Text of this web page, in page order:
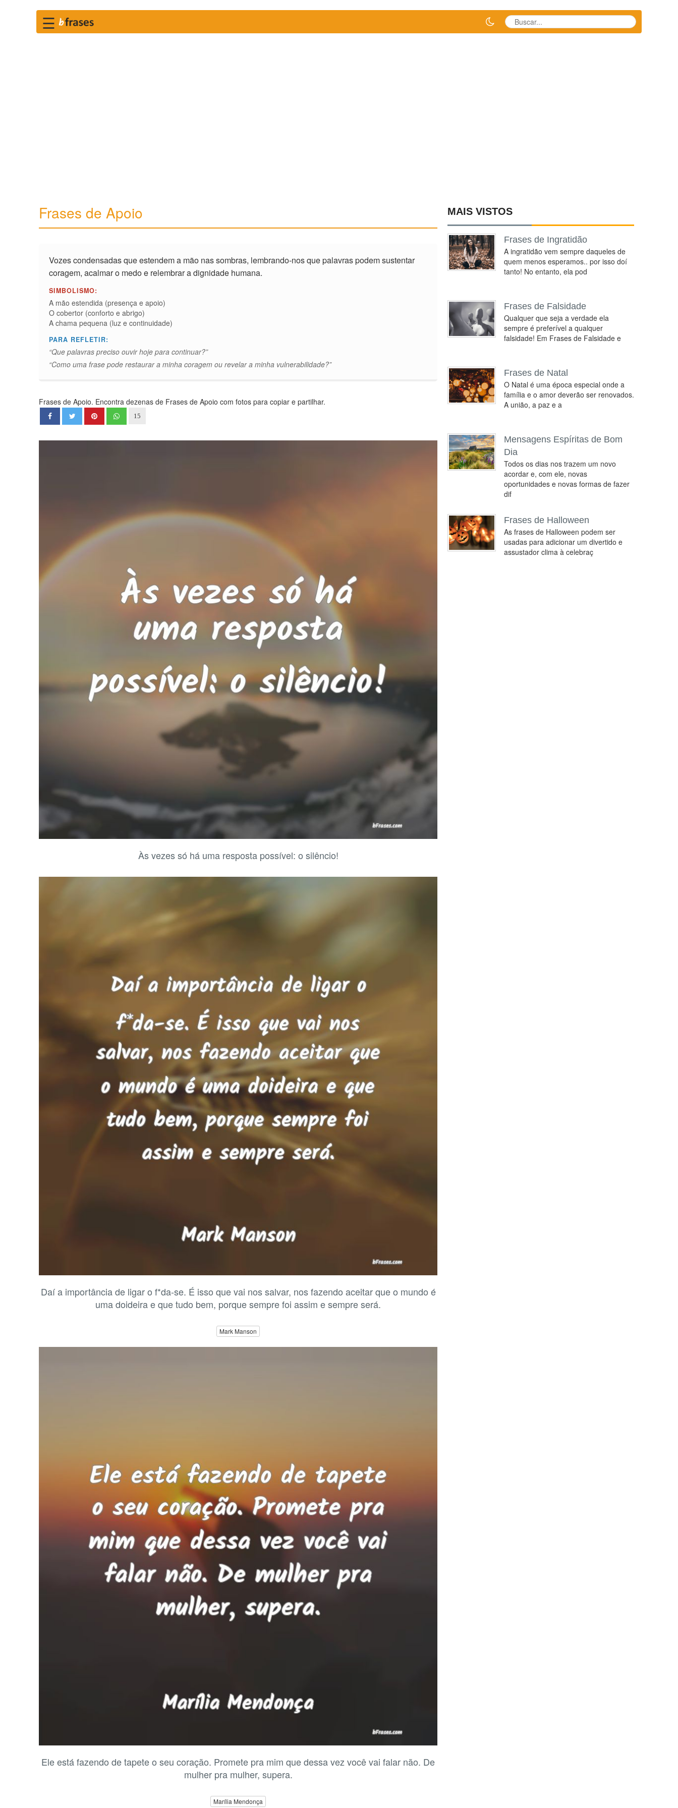
☰
Frases de Apoio
Vozes condensadas que estendem a mão nas sombras, lembrando-nos que palavras podem sustentar
coragem, acalmar o medo e relembrar a dignidade humana.
SIMBOLISMO:
A mão estendida (presença e apoio)
O cobertor (conforto e abrigo)
A chama pequena (luz e continuidade)
PARA REFLETIR:
“Que palavras preciso ouvir hoje para continuar?”
“Como uma frase pode restaurar a minha coragem ou revelar a minha vulnerabilidade?”
Frases de Apoio. Encontra dezenas de Frases de Apoio com fotos para copiar e partilhar.
15
Às vezes só há uma resposta possível: o silêncio!
Daí a importância de ligar o f*da-se. É isso que vai nos salvar, nos fazendo aceitar que o mundo é
uma doideira e que tudo bem, porque sempre foi assim e sempre será.
Mark Manson
Ele está fazendo de tapete o seu coração. Promete pra mim que dessa vez você vai falar não. De
mulher pra mulher, supera.
Marília Mendonça
MAIS VISTOS
Frases de Ingratidão
A ingratidão vem sempre daqueles de
quem menos esperamos.. por isso doí
tanto! No entanto, ela pod
Frases de Falsidade
Qualquer que seja a verdade ela
sempre é preferível a qualquer
falsidade! Em Frases de Falsidade e
Frases de Natal
O Natal é uma época especial onde a
família e o amor deverão ser renovados.
A união, a paz e a
Mensagens Espíritas de Bom
Dia
Todos os dias nos trazem um novo
acordar e, com ele, novas
oportunidades e novas formas de fazer
dif
Frases de Halloween
As frases de Halloween podem ser
usadas para adicionar um divertido e
assustador clima à celebraç